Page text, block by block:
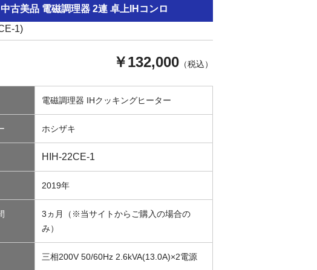
古美品 電磁調理器 2連 卓上IHコンロ
1)
￥132,000 （税込）
電磁調理器 IHクッキングヒーター
ホシザキ
HIH-22CE-1
2019年
3ヵ月（※当サイトからご購入の場合の
み）
三相200V 50/60Hz 2.6kVA(13.0A)×2電源